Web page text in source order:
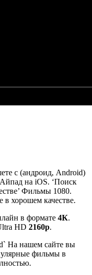
с (андроид, Android)
на iOS. ‘Поиск
Фильмы 1080.
хорошем качестве.
в формате 4К.
HD 2160р.
На нашем сайте вы
фильмы в